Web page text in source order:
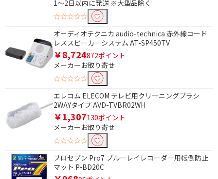
1～2日以内に発送 ※大型品除く
☆☆☆☆☆
オーディオテクニカ audio-technica 赤外線コード
レススピーカーシステム AT-SP450TV
￥8,724872ポイント
メーカーお取り寄せ
☆☆☆☆☆
エレコム ELECOM テレビ用クリーニングブラシ
2WAYタイプ AVD-TVBR02WH
￥1,307130ポイント
メーカーお取り寄せ
☆☆☆☆☆
プロセブン Pro7 ブルーレイレコーダー用転倒防止
マット P-BD20C
Bluetooth非対応
充電端子で絞り込む
USB Type-C
ステレオ・モノラルで絞り込む
ステレオタイプ モノラルタイプ
ハンズフリー通話で絞り込む
ハンズフリー通話非対
応